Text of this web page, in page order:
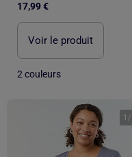
17,99 €
Voir le produit
2 couleurs
1 /